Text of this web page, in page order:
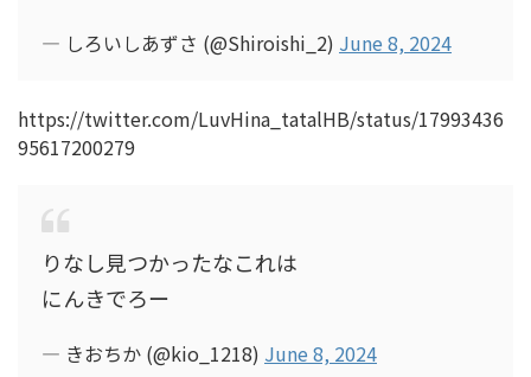
— しろいしあずさ (@Shiroishi_2) June 8, 2024
https://twitter.com/LuvHina_tatalHB/status/17993436
95617200279
りなし見つかったなこれは
にんきでろー
— きおちか (@kio_1218) June 8, 2024